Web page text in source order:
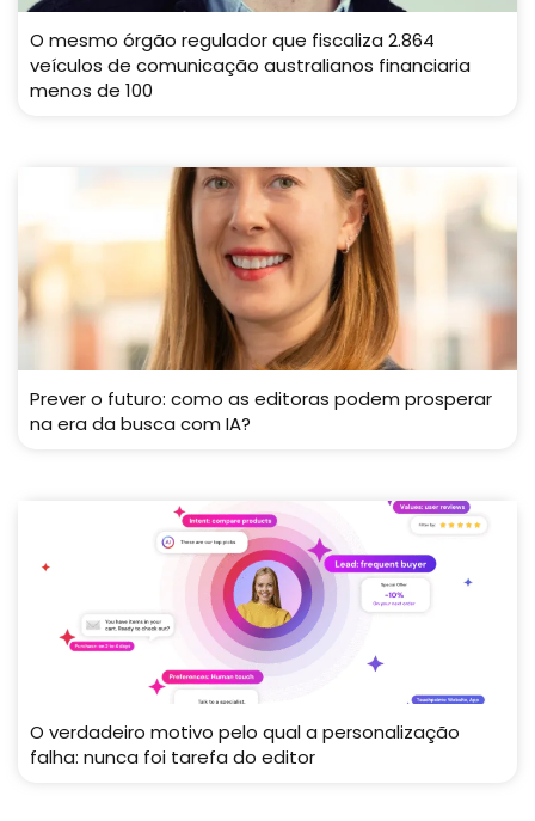
O mesmo órgão regulador que fiscaliza 2.864
veículos de comunicação australianos financiaria
menos de 100
Prever o futuro: como as editoras podem prosperar
na era da busca com IA?
O verdadeiro motivo pelo qual a personalização
falha: nunca foi tarefa do editor